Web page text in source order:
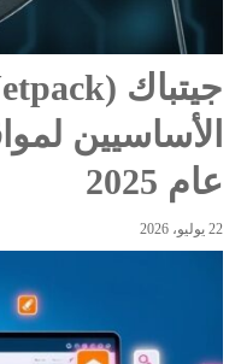
الأساسيين
عام 2025
22 يوليو، 2026